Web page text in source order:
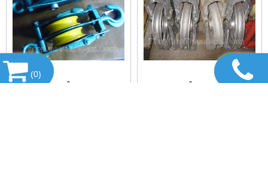
PULY SẮT ĐÔI KAWASAKI PULY NHÔM KAWASAKI
(0)